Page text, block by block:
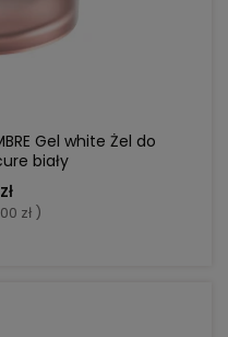
Gel white Żel do
biały
zł )